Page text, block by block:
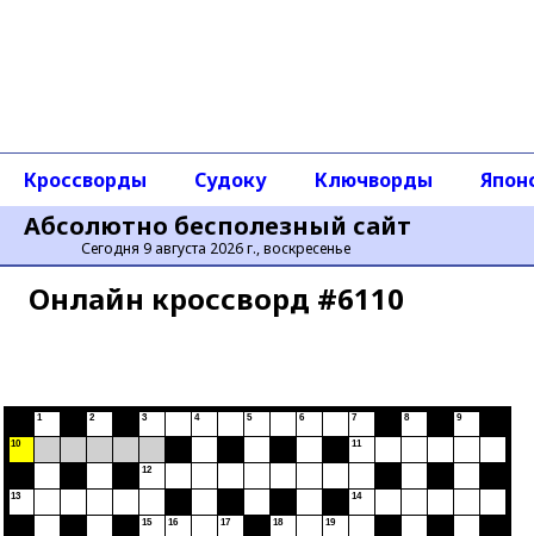
Абсолютно бесполезный сайт
Сегодня 9 августа 2026 г., воскресенье
Кроссворды Судоку Ключворды
Онлайн кроссворд #6110
10
13
1 2 3
12
15 16
4
17
5
18
6
19
7
11
14
8 9